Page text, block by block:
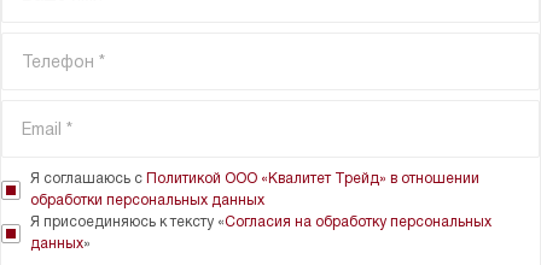
Я соглашаюсь с Политикой ООО «Квалитет Трейд» в отношении
обработки персональных данных
Я присоединяюсь к тексту «Согласия на обработку персональных
данных»